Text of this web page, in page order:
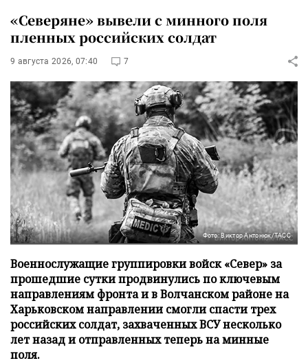
«Северяне» вывели с минного поля
пленных российских солдат
9 августа 2026, 07:40 7
Фото: Виктор Антонюк/ТАСС
Военнослужащие группировки войск «Север» за
прошедшие сутки продвинулись по ключевым
направлениям фронта и в Волчанском районе на
Харьковском направлении смогли спасти трех
российских солдат, захваченных ВСУ несколько
лет назад и отправленных теперь на минные
поля.